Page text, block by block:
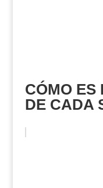
CÓMO ES
DE CADA